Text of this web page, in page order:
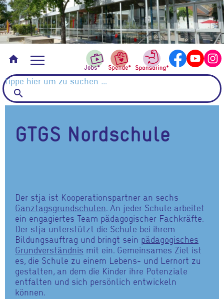
home
search
Vermietungen
GTGS Nordschule
Der stja ist Kooperationspartner an sechs
Ganztagsgrundschulen. An jeder Schule arbeitet
ein engagiertes Team pädagogischer Fachkräfte.
Der stja unterstützt die Schule bei ihrem
Bildungsauftrag und bringt sein pädagogisches
Grundverständnis mit ein. Gemeinsames Ziel ist
es, die Schule zu einem Lebens- und Lernort zu
gestalten, an dem die Kinder ihre Potenziale
entfalten und sich persönlich entwickeln
können.